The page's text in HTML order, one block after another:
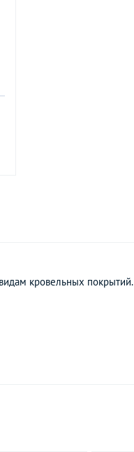
кровельных покрытий.